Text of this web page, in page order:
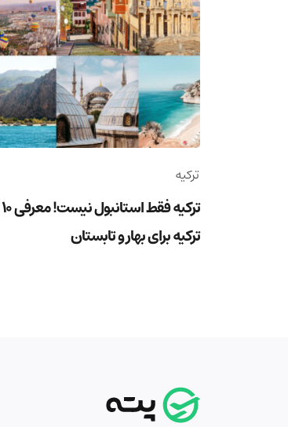
ترکیه
ترکیه برای بهار و تابستان